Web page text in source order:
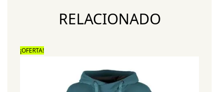
RELACIONADO
¡OFERTA!